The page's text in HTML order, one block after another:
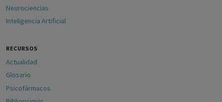
Neurociencias
Inteligencia Artificial
RECURSOS
Actualidad
Glosario
Psicofármacos